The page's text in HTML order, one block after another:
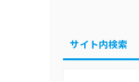
サイト内検索